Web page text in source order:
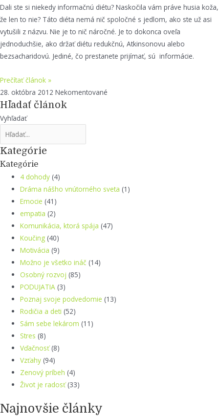
Dali ste si niekedy informačnú diétu? Naskočila vám práve husia koža,
že len to nie? Táto diéta nemá nič spoločné s jedlom, ako ste už asi
vytušili z názvu. Nie je to nič náročné. Je to dokonca oveľa
jednoduchšie, ako držať diétu redukčnú, Atkinsonovu alebo
bezsacharidovú. Jediné, čo prestanete prijímať, sú informácie.
Prečítať článok »
28. októbra 2012 Nekomentované
Hľadať článok
Vyhľadať
Kategórie
Kategórie
4 dohody (4)
Dráma nášho vnútorného sveta (1)
Emocie (41)
empatia (2)
Komunikácia, ktorá spája (47)
Koučing (40)
Motivácia (9)
Možno je všetko ináč (14)
Osobný rozvoj (85)
PODUJATIA (3)
Poznaj svoje podvedomie (13)
Rodičia a deti (52)
Sám sebe lekárom (11)
Stres (8)
Vďačnosť(8)
Vzťahy (94)
Zenový príbeh (4)
Život je radosť(33)
Najnovšie články